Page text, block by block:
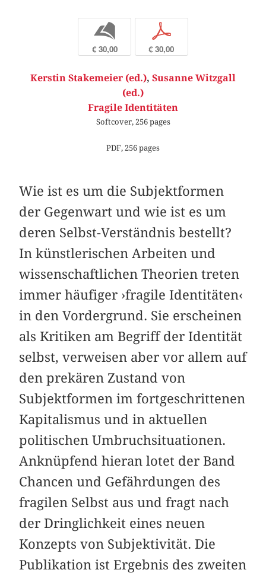
b
€ 30,00
p
€ 30,00
Kerstin Stakemeier (ed.), Susanne Witzgall
(ed.)
Fragile Identitäten
Softcover, 256 pages
PDF, 256 pages
Wie ist es um die Subjektformen
der Gegenwart und wie ist es um
deren Selbst-Verständnis bestellt?
In künstlerischen Arbeiten und
wissenschaftlichen Theorien treten
immer häufiger ›fragile Identitäten‹
in den Vordergrund. Sie erscheinen
als Kritiken am Begriff der Identität
selbst, verweisen aber vor allem auf
den prekären Zustand von
Subjektformen im fortgeschrittenen
Kapitalismus und in aktuellen
politischen Umbruchsituationen.
Anknüpfend hieran lotet der Band
Chancen und Gefährdungen des
fragilen Selbst aus und fragt nach
der Dringlichkeit eines neuen
Konzepts von Subjektivität. Die
Publikation ist Ergebnis des zweiten